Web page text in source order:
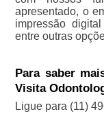
apresentado, o
impressão
entre outras
Para saber
Visita
Ligue para (11)